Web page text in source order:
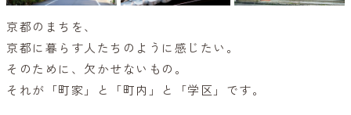
京都のまちを、
京都に暮らす人たちのように感じたい。
そのために、欠かせないもの。
それが「町家」と「町内」と「学区」です。